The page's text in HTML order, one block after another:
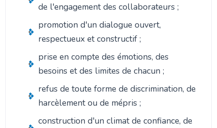
de l'engagement des collaborateurs ;
promotion d'un dialogue ouvert,
respectueux et constructif ;
prise en compte des émotions, des
besoins et des limites de chacun ;
refus de toute forme de discrimination, de
harcèlement ou de mépris ;
construction d'un climat de confiance, de